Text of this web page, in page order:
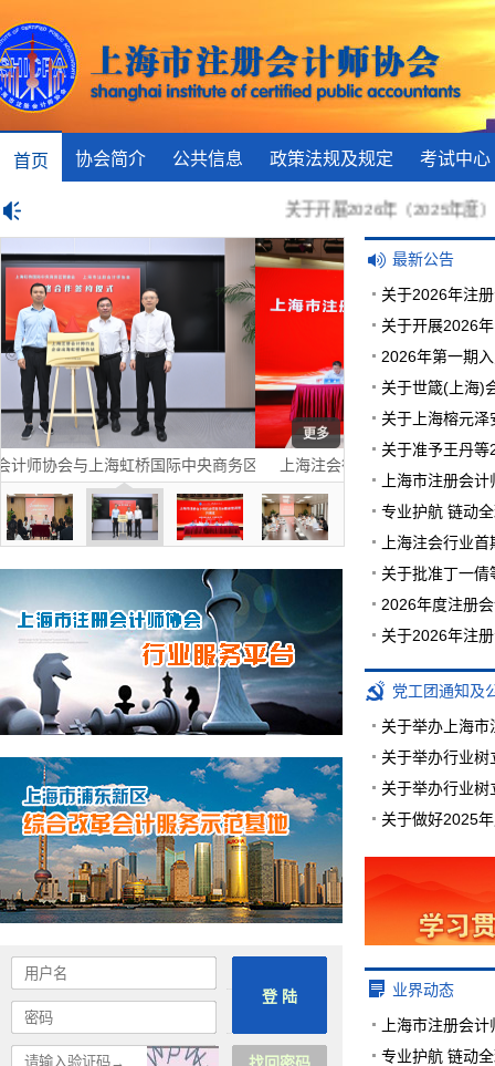
首页 协会简介 公共信息 政策法规及规定 考试中心
关于开展2026年（2025年度）非
委会签署战略合作协议并为“上海注册会计师行业企业出海虹桥服务站
上海注会行业首期法治建设培训班成功举办
更多
最新公告
关于2026年注
关于开展2026
2026年第一期
关于世箴(上海)
关于上海榕元
关于准予王丹
上海市注册会
专业护航 链动
上海注会行业
关于批准丁一
2026年度注册
关于2026年注
党工团通知及
关于举办上海
关于做好2025
业界动态
上海市注册会
专业护航 链动